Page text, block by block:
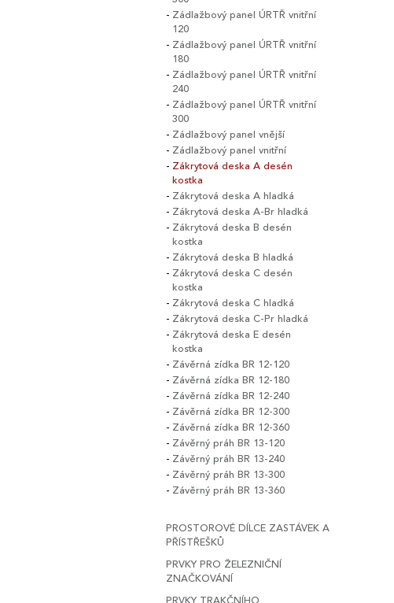
Zádlažbový panel ÚRTŘ vnitřní
120
Zádlažbový panel ÚRTŘ vnitřní
180
Zádlažbový panel ÚRTŘ vnitřní
240
Zádlažbový panel ÚRTŘ vnitřní
300
Zádlažbový panel vnější
Zádlažbový panel vnitřní
Zákrytová deska A desén
kostka
Zákrytová deska A hladká
Zákrytová deska A-Br hladká
Zákrytová deska B desén
kostka
Zákrytová deska B hladká
Zákrytová deska C desén
kostka
Zákrytová deska C hladká
Zákrytová deska C-Pr hladká
Zákrytová deska E desén
kostka
Závěrná zídka BR 12-120
Závěrná zídka BR 12-180
Závěrná zídka BR 12-240
Závěrná zídka BR 12-300
Závěrná zídka BR 12-360
Závěrný práh BR 13-120
Závěrný práh BR 13-240
Závěrný práh BR 13-300
Závěrný práh BR 13-360
PROSTOROVÉ DÍLCE ZASTÁVEK A
PŘÍSTŘEŠKŮ
PRVKY PRO ŽELEZNIČNÍ
ZNAČKOVÁNÍ
PRVKY TRAKČNÍHO,